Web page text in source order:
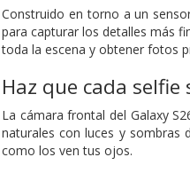
Construido en torno a un
para capturar los detalles más
toda la escena y obtener fotos
Haz que cada
La cámara frontal del Galaxy
naturales con luces y
como los ven tus ojos.